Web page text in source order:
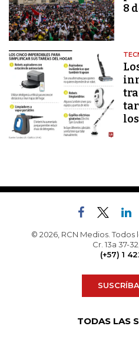
8
© 2026, RCN Medios.
Cr. 13a 37-
(+57) 1
TODAS LAS